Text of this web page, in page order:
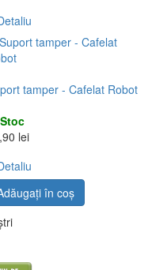
tamper - Cafelat Robot
lei
în coş